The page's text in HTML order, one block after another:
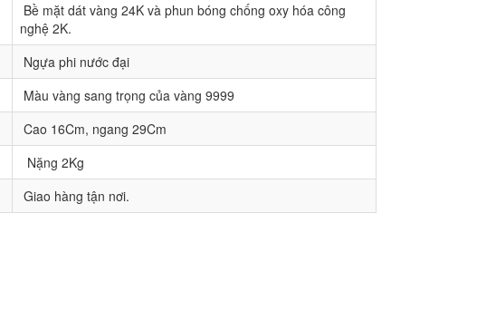
Bề mặt dát vàng 24K và phun bóng chống oxy hóa công
nghệ 2K.
Ngựa phi nước đại
Màu vàng sang trọng của vàng 9999
Cao 16Cm, ngang 29Cm
Nặng 2Kg
Giao hàng tận nơi.